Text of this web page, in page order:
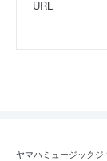
URL
ヤマハミュージックジ